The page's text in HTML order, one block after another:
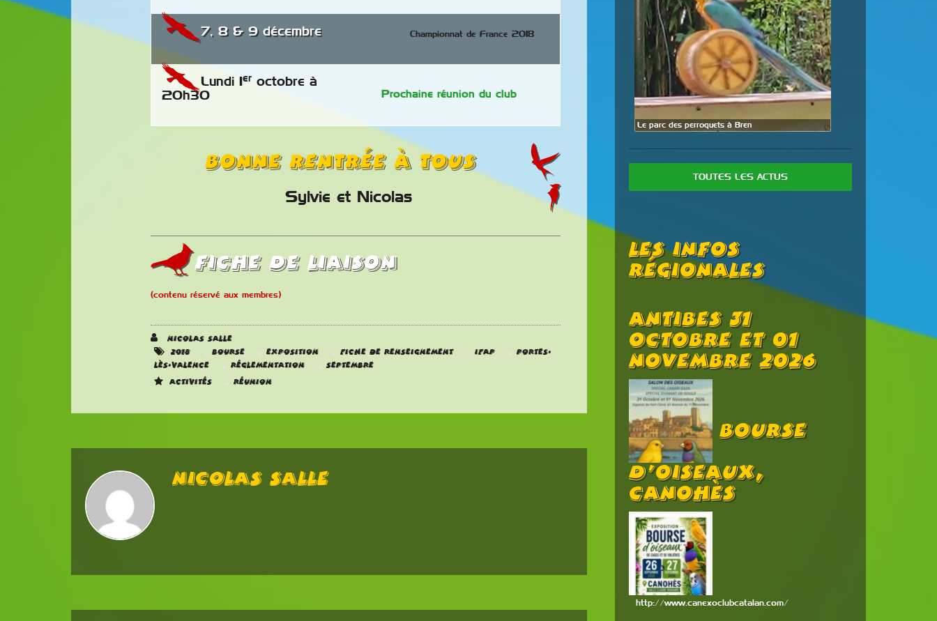
7, 8 & 9 décembre Championnat de France 2018
Lundi 1 er octobre à
20h30
Prochaine réunion du club
Bonne rentrée à tous
Sylvie et Nicolas
Fiche de liaison
(contenu réservé aux membres)
Nicolas SALLE
2018
, Bourse , Exposition , Fiche de renseignement , IFAP , Portes-
Lès-Valence
, Réglementation , Septembre
Activités
, Réunion
Nicolas SALLE
Le parc des perroquets à Bren
TOUTES LES ACTUS
Les Infos
Régionales
Antibes 31
Octobre Et 01
Novembre 2026
Bourse
D’oiseaux,
Canohès
http://www.canexoclubcatalan.com/